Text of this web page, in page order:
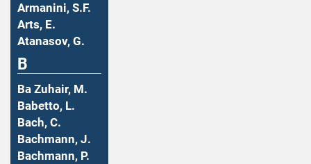
Armanini, S.F.
Arts, E.
Atanasov, G.
B
Ba Zuhair, M.
Babetto, L.
Bach, C.
Bachmann, J.
Bachmann, P.